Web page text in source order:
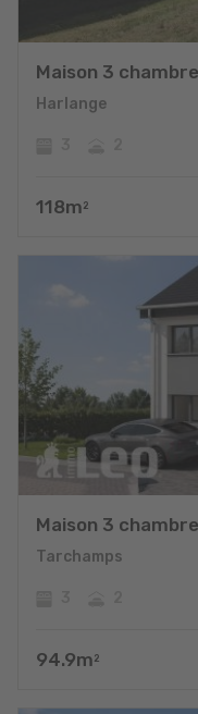
Maison 3
Harlange
118m 2
Maison 3
Tarchamps
94.9m 2